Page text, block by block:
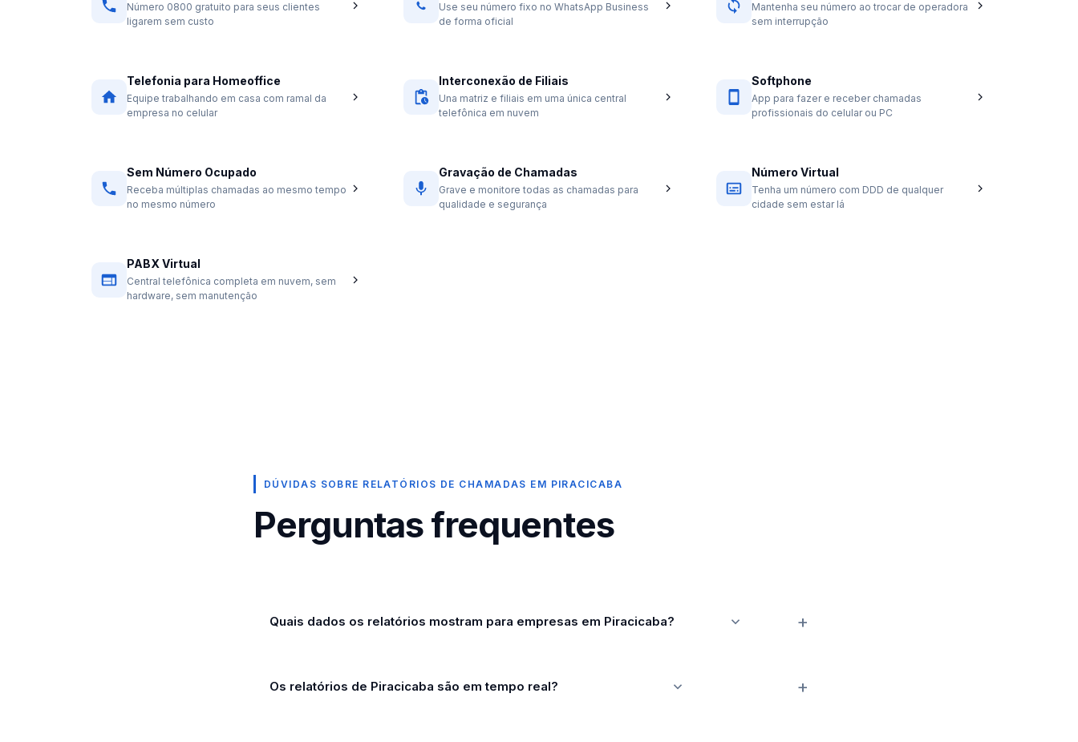
Número 0800 gratuito para seus clientes
ligarem sem custo
Use seu número fixo no WhatsApp Business
de forma oficial
Mantenha seu número ao trocar de operadora
sem interrupção
Telefonia para Homeoffice
Equipe trabalhando em casa com ramal da
empresa no celular
Interconexão de Filiais
Una matriz e filiais em uma única central
telefônica em nuvem
Softphone
App para fazer e receber chamadas
profissionais do celular ou PC
Sem Número Ocupado
Receba múltiplas chamadas ao mesmo tempo
no mesmo número
Gravação de Chamadas
Grave e monitore todas as chamadas para
qualidade e segurança
Número Virtual
Tenha um número com DDD de qualquer
cidade sem estar lá
PABX Virtual
Central telefônica completa em nuvem, sem
hardware, sem manutenção
DÚVIDAS SOBRE RELATÓRIOS DE CHAMADAS EM PIRACICABA
Perguntas frequentes
Quais dados os relatórios mostram para empresas em Piracicaba?
Os relatórios de Piracicaba são em tempo real?